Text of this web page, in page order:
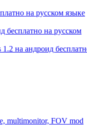
на русском языке
бесплатно на русском
1.2 на андроид
multimonitor, FOV mod